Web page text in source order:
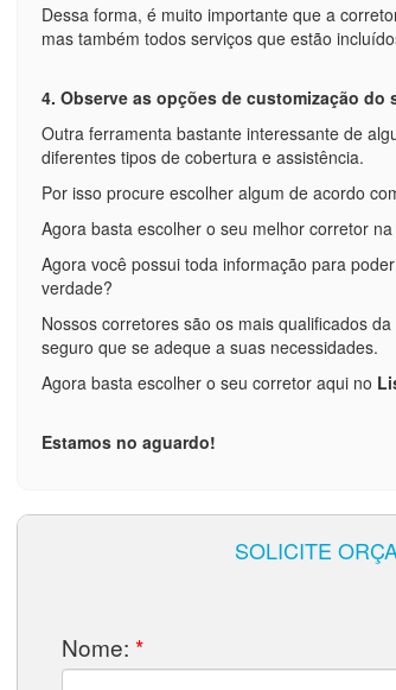
Dessa forma, é muito importante que a
mas também todos serviços que estão
4. Observe as opções de customização do
Outra ferramenta bastante interessante de
diferentes tipos de cobertura e assistência.
Por isso procure escolher algum de acordo
Agora basta escolher o seu melhor corretor
Agora você possui toda informação para
verdade?
Nossos corretores são os mais qualificados
seguro que se adeque a suas necessidades.
Agora basta escolher o seu corretor aqui no
Estamos no aguardo!